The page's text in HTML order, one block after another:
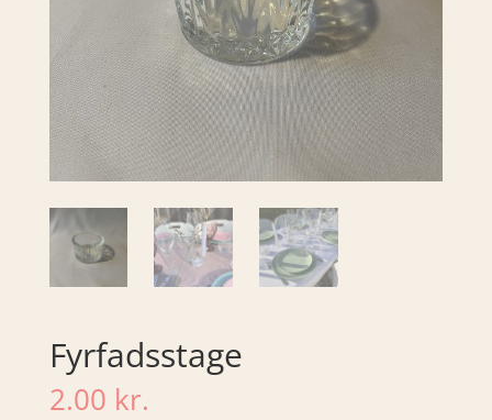
Fyrfadsstage
2.00 kr.